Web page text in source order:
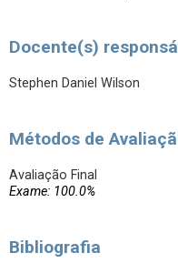
Docente(s)
Stephen Daniel Wilson
Métodos de
Avaliação Final
Exame: 100.0%
Bibliografia